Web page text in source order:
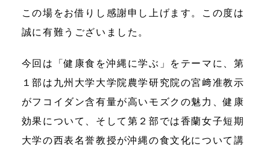
この場をお借りし感謝申し上げます。この度は
誠に有難うございました。
今回は「健康食を沖縄に学ぶ」をテーマに、第
１部は九州大学大学院農学研究院の宮﨑准教示
がフコイダン含有量が高いモズクの魅力、健康
効果について、そして第２部では香蘭女子短期
大学の西表名誉教授が沖縄の食文化について講